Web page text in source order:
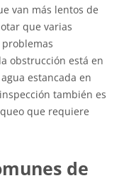
van más lentos de
que varias
obstrucción está en
estancada en
también es
que requiere
de